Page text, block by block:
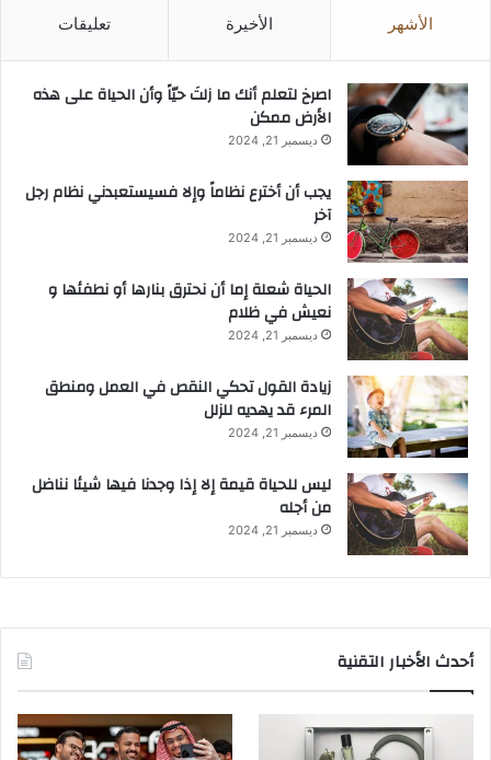
الأشهر الأخيرة تعليقات
‫اصرخ لتعلم أنك ما زلتَ حيّاً وأن الحياة على هذه
الأرض ممكن
ديسمبر 21, 2024
يجب أن أخترع نظاماً وإلا فسيستعبدني نظام رجل
آخر
ديسمبر 21, 2024
الحياة شعلة إما أن نحترق بنارها أو نطفئها و
نعيش في ظلام
ديسمبر 21, 2024
زيادة القول تحكي النقص في العمل ومنطق
المرء قد يهديه للزلل
ديسمبر 21, 2024
ليس للحياة قيمة إلا إذا وجدنا فيها شيئا نناضل
من أجله
ديسمبر 21, 2024
أحدث الأخبار التقنية